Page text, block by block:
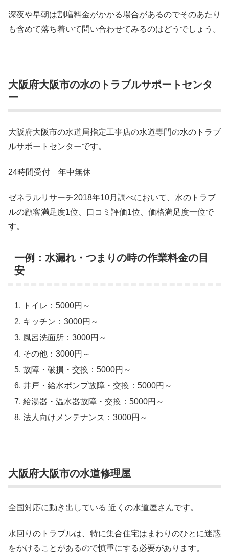
深夜や早朝は割増料金がかかる場合があるのでそのあたり
も含めて落ち着いて問い合わせてみるのはどうでしょう。
大阪府大阪市の水のトラブルサポートセンタ
ー
大阪府大阪市の水道局指定工事店の水道専門の水のトラブ
ルサポートセンターです。
24時間受付 年中無休
ゼネラルリサーチ2018年10月調べにおいて、水のトラブ
ルの顧客満足度1位、口コミ評価1位、価格満足度一位で
す。
一例：水漏れ・つまりの時の作業料金の目
安
トイレ：5000円～
キッチン：3000円～
風呂洗面所：3000円～
その他：3000円～
故障・破損・交換：5000円～
井戸・給水ポンプ故障・交換：5000円～
給湯器・温水器故障・交換：5000円～
法人向けメンテナンス：3000円～
大阪府大阪市の水道修理屋
全国対応に動き出している 近くの水道屋さんです。
水回りのトラブルは、特に集合住宅はまわりのひとに迷惑
をかけることがあるので慎重にする必要があります。